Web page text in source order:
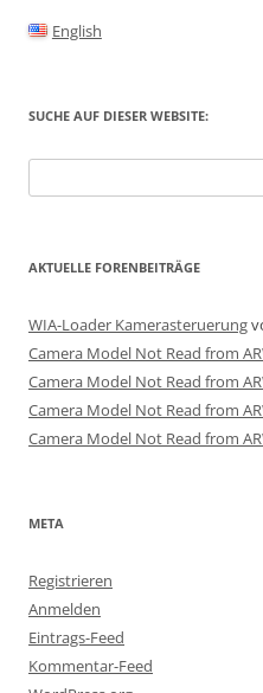
English
SUCHE AUF DIESER WEBSITE:
nach:
AKTUELLE FORENBEITRÄGE
WIA-Loader Kamerasteruerung
Camera Model Not Read from
Camera Model Not Read from
Camera Model Not Read from
Camera Model Not Read from
META
Registrieren
Anmelden
Eintrags-Feed
Kommentar-Feed